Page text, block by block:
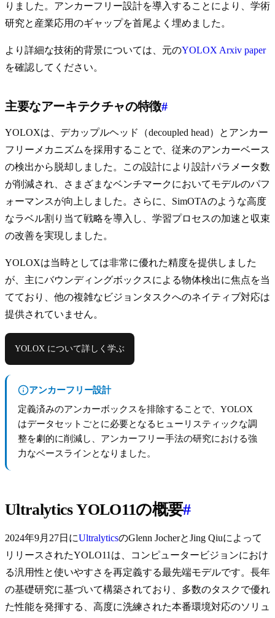
りました。アンカーフリー設計を導入することにより、学術
研究と産業応用のギャップを首尾よく埋めました。
より詳細な技術的背景については、元のYOLOX Arxiv paper
を確認してください。
主要なアーキテクチャの特徴#
YOLOXは、デカップルヘッド（decoupled head）とアンカー
フリーメカニズムを採用することで、従来のアンカーベース
の検出から脱却しました。この設計により設計パラメータ数
が削減され、さまざまなベンチマークにおいてモデルのパフ
ォーマンスが向上しました。さらに、SimOTAのような高度
なラベル割り当て戦略を導入し、学習プロセスの加速と収束
の改善を実現しました。
YOLOXは当時としては非常に優れた精度を提供しました
が、主にバウンディングボックスによる物体検出に焦点を当
てており、他の複雑なビジョンタスクへのネイティブ対応は
提供されていません。
YOLOX について詳しく学ぶ
アンカーフリー設計
定義済みのアンカーボックスを排除することで、YOLOX
はデータセットごとに必要となるヒューリスティックな調
整を劇的に削減し、アンカーフリー手法の研究における強
力なベースラインとなりました。
Ultralytics YOLO11の概要#
2024年9月27日にUltralyticsのGlenn JocherとJing Qiuによって
リリースされたYOLO11は、コンピュータービジョンにおけ
る汎用性と使いやすさを再定義する最先端モデルです。長年
の基礎研究に基づいて構築されており、多数のタスクで優れ
た性能を発揮する、高度に洗練された本番環境対応のソリュ